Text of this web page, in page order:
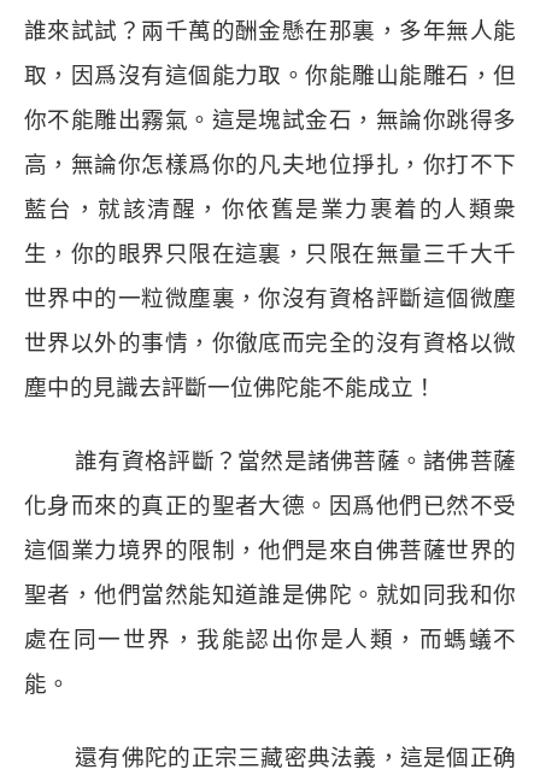
誰來試試？兩千萬的酬金懸在那裏，多年無人能
取，因爲沒有這個能力取。你能雕山能雕石，但
你不能雕出霧氣。這是塊試金石，無論你跳得多
高，無論你怎樣爲你的凡夫地位掙扎，你打不下
藍台，就該清醒，你依舊是業力裹着的人類衆
生，你的眼界只限在這裏，只限在無量三千大千
世界中的一粒微塵裏，你沒有資格評斷這個微塵
世界以外的事情，你徹底而完全的沒有資格以微
塵中的見識去評斷一位佛陀能不能成立！
誰有資格評斷？當然是諸佛菩薩。諸佛菩薩
化身而來的真正的聖者大德。因爲他們已然不受
這個業力境界的限制，他們是來自佛菩薩世界的
聖者，他們當然能知道誰是佛陀。就如同我和你
處在同一世界，我能認出你是人類，而螞蟻不
能。
還有佛陀的正宗三藏密典法義，這是個正确